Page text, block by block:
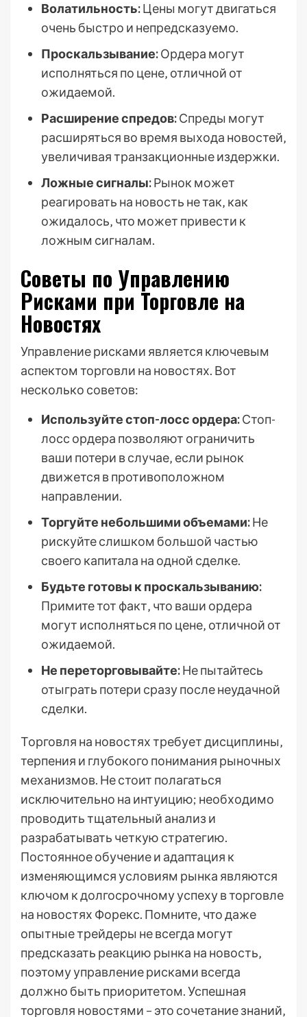
Волатильность:Цены могут двигаться
очень быстро и непредсказуемо.
Проскальзывание:Ордера могут
исполняться по цене‚ отличной от
ожидаемой.
Расширение спредов:Спреды могут
расширяться во время выхода новостей‚
увеличивая транзакционные издержки.
Ложные сигналы:Рынок может
реагировать на новость не так‚ как
ожидалось‚ что может привести к
ложным сигналам.
Советы по Управлению
Рисками при Торговле на
Новостях
Управление рисками является ключевым
аспектом торговли на новостях. Вот
несколько советов:
Используйте стоп-лосс ордера:Стоп-
лосс ордера позволяют ограничить
ваши потери в случае‚ если рынок
движется в противоположном
направлении.
Торгуйте небольшими объемами:Не
рискуйте слишком большой частью
своего капитала на одной сделке.
Будьте готовы к проскальзыванию:
Примите тот факт‚ что ваши ордера
могут исполняться по цене‚ отличной от
ожидаемой.
Не переторговывайте:Не пытайтесь
отыграть потери сразу после неудачной
сделки.
Торговля на новостях требует дисциплины‚
терпения и глубокого понимания рыночных
механизмов. Не стоит полагаться
исключительно на интуицию; необходимо
проводить тщательный анализ и
разрабатывать четкую стратегию.
Постоянное обучение и адаптация к
изменяющимся условиям рынка являются
ключом к долгосрочному успеху в торговле
на новостях Форекс. Помните‚ что даже
опытные трейдеры не всегда могут
предсказать реакцию рынка на новость‚
поэтому управление рисками всегда
должно быть приоритетом. Успешная
торговля новостями – это сочетание знаний‚